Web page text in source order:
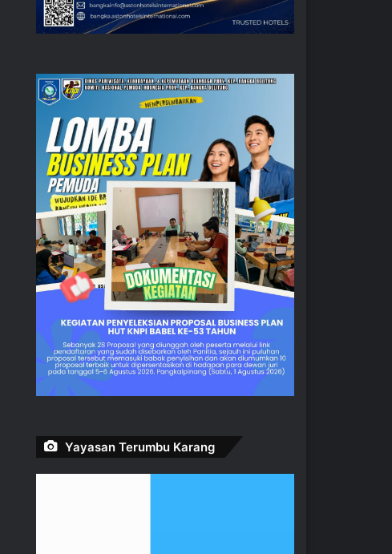
Yayasan Terumbu Karang